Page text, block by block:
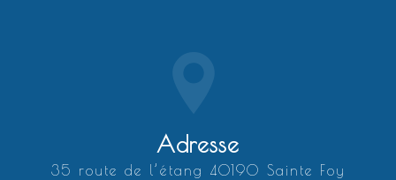
Adresse
35 route de l’étang 40190 Sainte Foy